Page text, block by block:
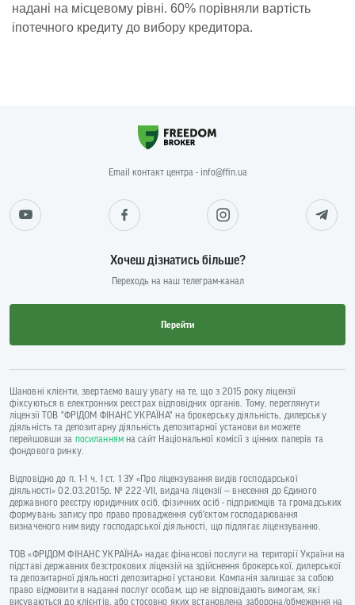
надані на місцевому рівні. 60% порівняли вартість
іпотечного кредиту до вибору кредитора.
Email контакт центра - info@ffin.ua
Хочеш дізнатись більше?
Переходь на наш телеграм-канал
Перейти
Шановні клієнти, звертаємо вашу увагу на те, що з 2015 року ліцензії
фіксуються в електронних реєстрах відповідних органів. Тому, переглянути
ліцензії ТОВ "ФРІДОМ ФІНАНС УКРАЇНА" на брокерську діяльність, дилерську
діяльність та депозитарну діяльність депозитарної установи ви можете
перейшовши за посиланнямна сайт Національної комісії з цінних паперів та
фондового ринку.
Відповідно до п. 1-1 ч. 1 ст. 1 ЗУ «Про ліцензування видів господарської
діяльності» 02.03.2015р. № 222-VII, видача ліцензії — внесення до Єдиного
державного реєстру юридичних осіб, фізичних осіб - підприємців та громадських
формувань запису про право провадження суб’єктом господарювання
визначеного ним виду господарської діяльності, що підлягає ліцензуванню.
ТОВ «ФРІДОМ ФІНАНС УКРАЇНА» надає фінансові послуги на території України на
підставі державних безстрокових ліцензій на здійснення брокерської, дилерської
та депозитарної діяльності депозитарної установи. Компанія залишає за собою
право відмовити в наданні послуг особам, що не відповідають вимогам, які
висуваються до клієнтів, або стосовно яких встановлена заборона/обмеження на